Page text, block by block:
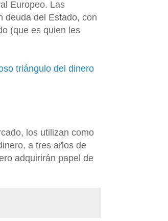
Europeo. Las
deuda del Estado, con
(que es quien les
triángulo del dinero
los utilizan como
a tres años de
adquirirán papel de